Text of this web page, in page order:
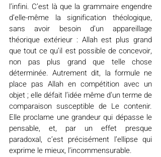
l’infini. C’est là que la grammaire engendre
d’elle-même la signification théologique,
sans avoir besoin d’un appareillage
théorique extérieur : Allah est plus grand
que tout ce qu’il est possible de concevoir,
non pas plus grand que telle chose
déterminée. Autrement dit, la formule ne
place pas Allah en compétition avec un
objet ; elle défait l’idée même d’un terme de
comparaison susceptible de Le contenir.
Elle proclame une grandeur qui dépasse le
pensable, et, par un effet presque
paradoxal, c’est précisément l’ellipse qui
exprime le mieux, l’incommensurable.